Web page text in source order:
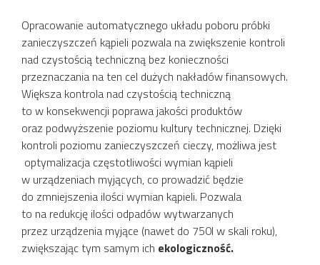
Opracowanie automatycznego układu poboru próbki
zanieczyszczeń kąpieli pozwala na zwiększenie kontroli
nad czystością techniczną bez konieczności
przeznaczania na ten cel dużych nakładów finansowych.
Większa kontrola nad czystością techniczną
to w konsekwencji poprawa jakości produktów
oraz podwyższenie poziomu kultury technicznej. Dzięki
kontroli poziomu zanieczyszczeń cieczy, możliwa jest
optymalizacja częstotliwości wymian kąpieli
w urządzeniach myjących, co prowadzić będzie
do zmniejszenia ilości wymian kąpieli. Pozwala
to na redukcję ilości odpadów wytwarzanych
przez urządzenia myjące (nawet do 750l w skali roku),
zwiększając tym samym ich ekologiczność.